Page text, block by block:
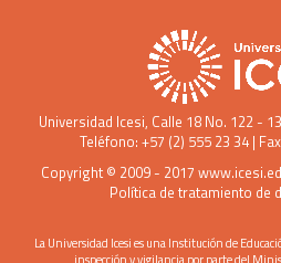
Universidad Icesi, Calle 18 No. 122 -
Teléfono: +57 (2) 555 23 34 |
Copyright © 2009 - 2017
Política de tratamiento de
La Universidad Icesi es una Institución de